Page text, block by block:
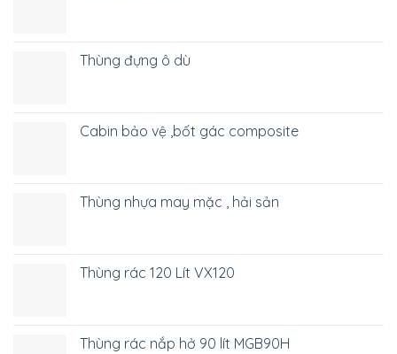
Thùng đựng ô dù
Cabin bảo vệ ,bốt gác composite
Thùng nhựa may mặc , hải sản
Thùng rác 120 Lít VX120
Thùng rác nắp hở 90 lít MGB90H